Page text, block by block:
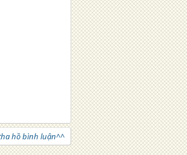
hồ bình luận^^